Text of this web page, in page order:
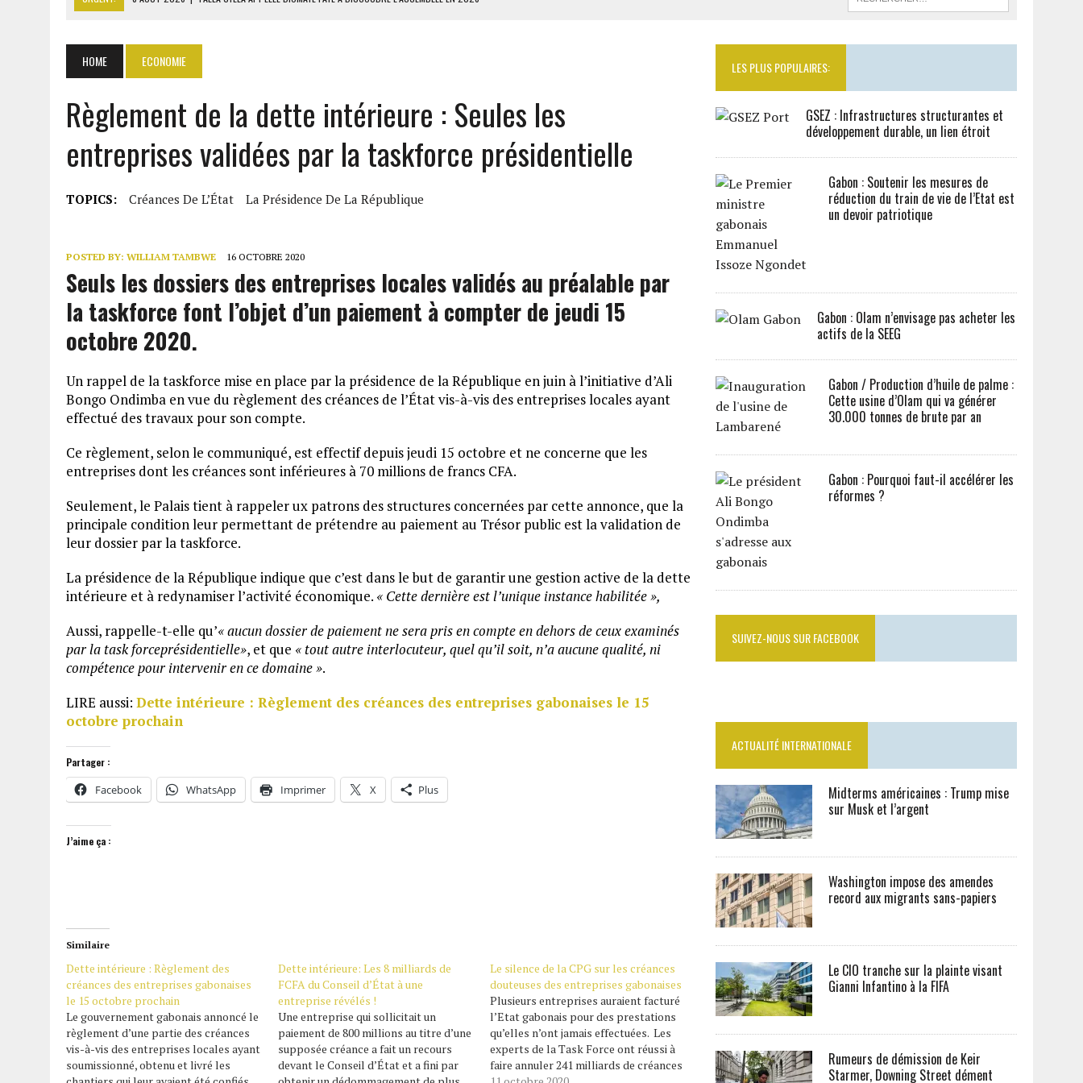
8 AOÛT 2026 | L’ÉCONOMIE AMÉRICAINE PERD DES MILLIERS D’EMPLOIS AVEC LA GUERRE CONTRE L’IRAN
8 AOÛT 2026
L’UNIVERSITÉ LIBANAISE FRAGILISÉE PAR LES COUPES BUDGÉTAIRES
HOME ECONOMIE
Règlement de la dette intérieure : Seules les
entreprises validées par la taskforce présidentielle
TOPICS: Créances De L’État La Présidence De La République
POSTED BY: WILLIAM TAMBWE 16 OCTOBRE 2020
Seuls les dossiers des entreprises locales validés au préalable par
la taskforce font l’objet d’un paiement à compter de jeudi 15
octobre 2020.
Un rappel de la taskforce mise en place par la présidence de la République en juin à l’initiative d’Ali
Bongo Ondimba en vue du règlement des créances de l’État vis-à-vis des entreprises locales ayant
effectué des travaux pour son compte.
Ce règlement, selon le communiqué, est effectif depuis jeudi 15 octobre et ne concerne que les
entreprises dont les créances sont inférieures à 70 millions de francs CFA.
Seulement, le Palais tient à rappeler ux patrons des structures concernées par cette annonce, que la
principale condition leur permettant de prétendre au paiement au Trésor public est la validation de
leur dossier par la taskforce.
La présidence de la République indique que c’est dans le but de garantir une gestion active de la dette
intérieure et à redynamiser l’activité économique. « Cette dernière est l’unique instance habilitée »,
Aussi, rappelle-t-elle qu’« aucun dossier de paiement ne sera pris en compte en dehors de ceux examinés
par la task forceprésidentielle», et que « tout autre interlocuteur, quel qu’il soit, n’a aucune qualité, ni
compétence pour intervenir en ce domaine ».
LIRE aussi: Dette intérieure : Règlement des créances des entreprises gabonaises le 15
octobre prochain
Partager :
Facebook WhatsApp Imprimer X Plus
J’aime ça :
Similaire
Dette intérieure : Règlement des
créances des entreprises gabonaises
le 15 octobre prochain
Le gouvernement gabonais annoncé le
règlement d’une partie des créances
vis-à-vis des entreprises locales ayant
soumissionné, obtenu et livré les
Dette intérieure: Les 8 milliards de
FCFA du Conseil d’État à une
entreprise révélés !
Une entreprise qui sollicitait un
paiement de 800 millions au titre d’une
supposée créance a fait un recours
devant le Conseil d’État et a fini par
Le silence de la CPG sur les créances
douteuses des entreprises gabonaises
Plusieurs entreprises auraient facturé
l’Etat gabonais pour des prestations
qu’elles n’ont jamais effectuées. Les
experts de la Task Force ont réussi à
faire annuler 241 milliards de créances
LES PLUS POPULAIRES:
GSEZ : Infrastructures structurantes et
développement durable, un lien étroit
Gabon : Soutenir les mesures de
réduction du train de vie de l’Etat est
un devoir patriotique
Gabon : Olam n’envisage pas acheter les
actifs de la SEEG
Gabon / Production d’huile de palme :
Cette usine d’Olam qui va générer
30.000 tonnes de brute par an
Gabon : Pourquoi faut-il accélérer les
réformes ?
SUIVEZ-NOUS SUR FACEBOOK
ACTUALITÉ INTERNATIONALE
Midterms américaines : Trump mise
sur Musk et l’argent
Washington impose des amendes
record aux migrants sans-papiers
Le CIO tranche sur la plainte visant
Gianni Infantino à la FIFA
Rumeurs de démission de Keir
Starmer, Downing Street dément